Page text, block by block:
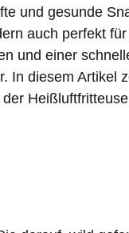
und gesunde
auch perfekt
und einer
In diesem Artikel